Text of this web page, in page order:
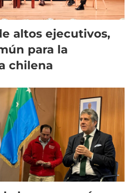
altos ejecutivos,
para la
chilena